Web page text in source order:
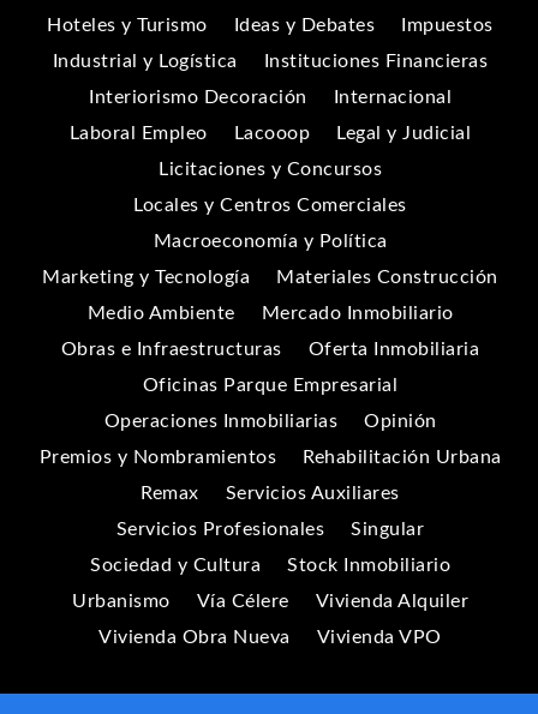
Hoteles y Turismo
Ideas y Debates
Impuestos
Industrial y Logística
Instituciones Financieras
Interiorismo Decoración
Internacional
Laboral Empleo
Lacooop
Legal y Judicial
Licitaciones y Concursos
Locales y Centros Comerciales
Macroeconomía y Política
Marketing y Tecnología
Materiales Construcción
Medio Ambiente
Mercado Inmobiliario
Obras e Infraestructuras
Oferta Inmobiliaria
Oficinas Parque Empresarial
Operaciones Inmobiliarias
Opinión
Premios y Nombramientos
Rehabilitación Urbana
Remax
Servicios Auxiliares
Servicios Profesionales
Singular
Sociedad y Cultura
Stock Inmobiliario
Urbanismo
Vía Célere
Vivienda Alquiler
Vivienda Obra Nueva
Vivienda VPO